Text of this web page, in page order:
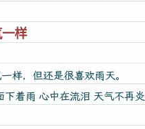
样
样，但还是很喜欢雨天。
着雨 心中在流泪 天气不再